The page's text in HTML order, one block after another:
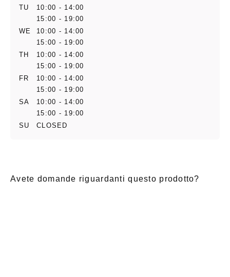
TU
10:00 - 14:00
15:00 - 19:00
WE
10:00 - 14:00
15:00 - 19:00
TH
10:00 - 14:00
15:00 - 19:00
FR
10:00 - 14:00
15:00 - 19:00
SA
10:00 - 14:00
15:00 - 19:00
SU
CLOSED
Avete domande riguardanti questo prodotto?